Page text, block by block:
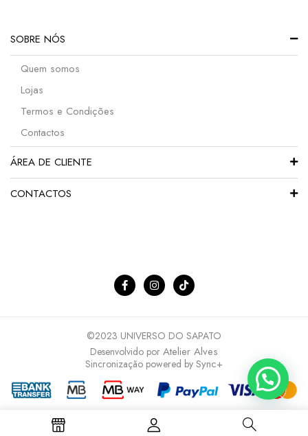
SOBRE NÓS
Quem somos
Lojas
Termos e Condições
Contactos
ÁREA DE CLIENTE
CONTACTOS
©2023 UNIVERSO DO SAPATO
Desenvolvido por Atelier Alves
Sincronização powered by Sync+